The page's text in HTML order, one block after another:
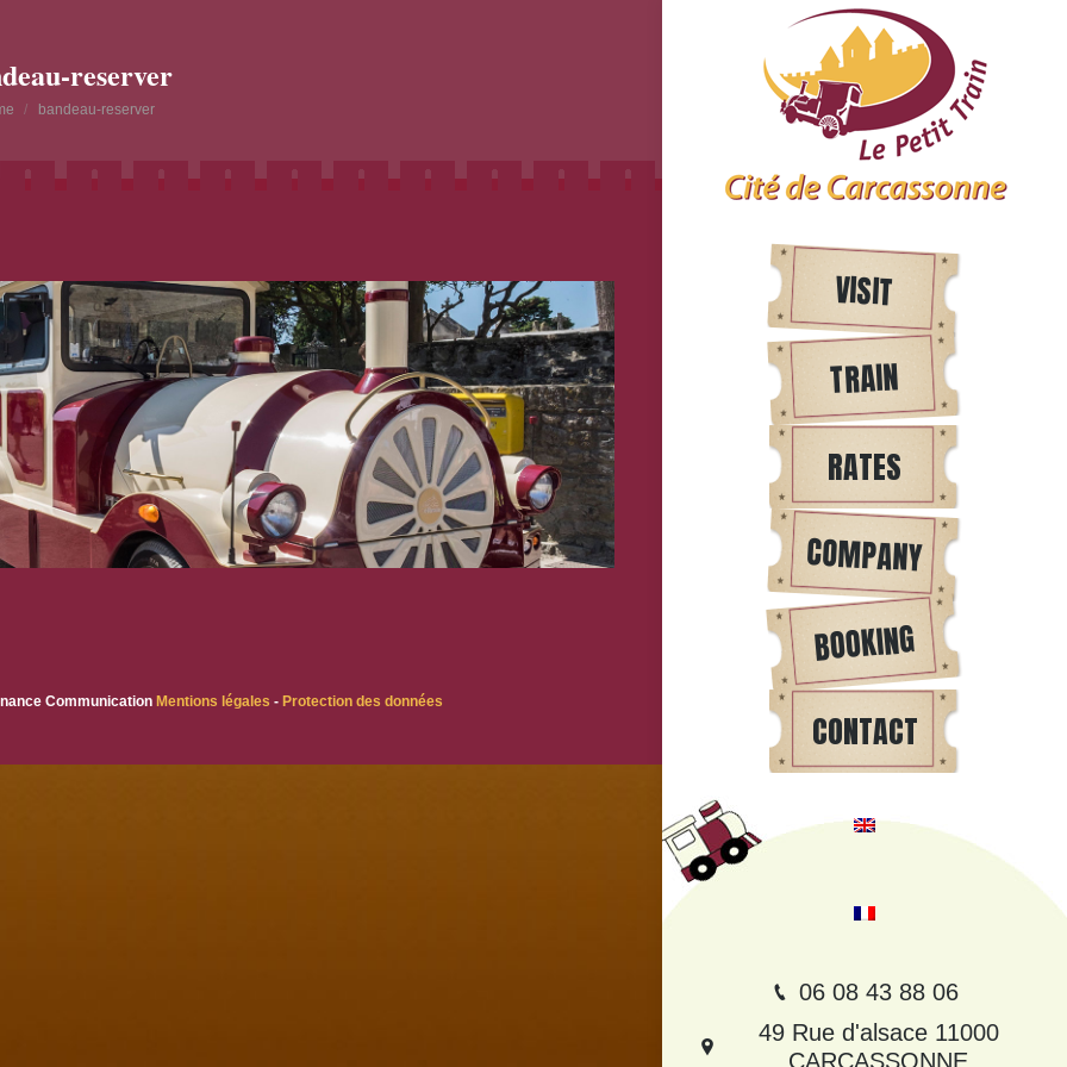
VISIT
TRAIN
RATES
COMPANY
BOOKING
CONTACT
06 08 43 88 06
49 Rue d'alsace 11000
CARCASSONNE
reserver
here:
bandeau-reserver
Communication Mentions légales - Protection des données